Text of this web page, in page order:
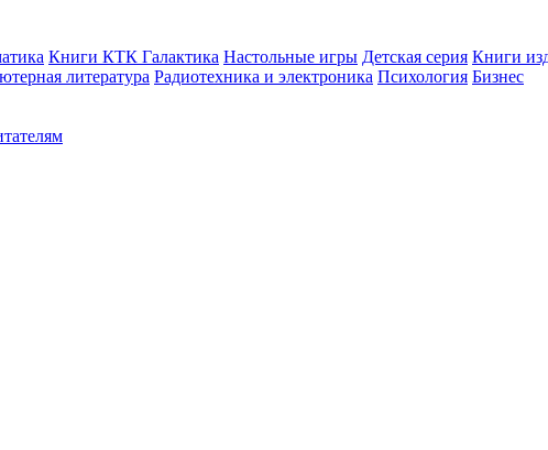
Книги КТК Галактика Настольные игры Детская серия Книги
литература Радиотехника и электроника Психология Бизнес